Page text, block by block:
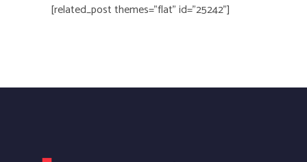
[related_post themes="flat" id="25242"]